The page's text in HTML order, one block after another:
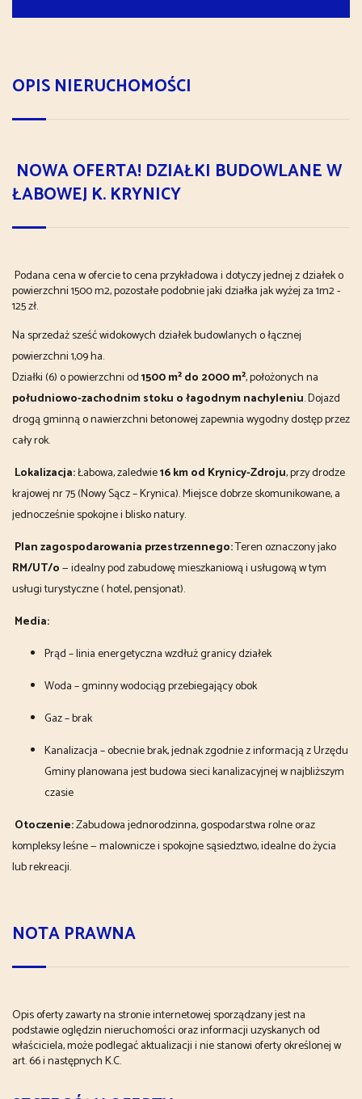
OPIS NIERUCHOMOŚCI
NOWA OFERTA! DZIAŁKI BUDOWLANE W
ŁABOWEJ K. KRYNICY
Podana cena w ofercie to cena przykładowa i dotyczy jednej z działek o
powierzchni 1500 m2, pozostałe podobnie jaki działka jak wyżej za 1m2 -
125 zł.
Na sprzedaż sześć widokowych działek budowlanych o łącznej
powierzchni 1,09 ha.
Działki (6) o powierzchni od1500 m² do 2000 m², położonych na
południowo-zachodnim stoku o łagodnym nachyleniu. Dojazd
drogą gminną o nawierzchni betonowej zapewnia wygodny dostęp przez
cały rok.
Lokalizacja:Łabowa, zaledwie16 km od Krynicy-Zdroju, przy drodze
krajowej nr 75 (Nowy Sącz – Krynica). Miejsce dobrze skomunikowane, a
jednocześnie spokojne i blisko natury.
Plan zagospodarowania przestrzennego:Teren oznaczony jako
RM/UT/o— idealny pod zabudowę mieszkaniową i usługową w tym
usługi turystyczne ( hotel, pensjonat).
Media:
Prąd – linia energetyczna wzdłuż granicy działek
Woda – gminny wodociąg przebiegający obok
Gaz – brak
Kanalizacja – obecnie brak, jednak zgodnie z informacją z Urzędu
Gminy planowana jest budowa sieci kanalizacyjnej w najbliższym
czasie
Otoczenie:Zabudowa jednorodzinna, gospodarstwa rolne oraz
kompleksy leśne — malownicze i spokojne sąsiedztwo, idealne do życia
lub rekreacji.
NOTA PRAWNA
Opis oferty zawarty na stronie internetowej sporządzany jest na
podstawie oględzin nieruchomości oraz informacji uzyskanych od
właściciela, może podlegać aktualizacji i nie stanowi oferty określonej w
art. 66 i następnych K.C.